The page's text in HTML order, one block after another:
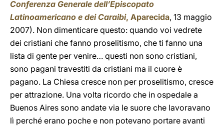
Conferenza Generale dell’Episcopato
Latinoamericano e dei Caraibi, Aparecida, 13 maggio
2007). Non dimenticare questo: quando voi vedrete
dei cristiani che fanno proselitismo, che ti fanno una
lista di gente per venire… questi non sono cristiani,
sono pagani travestiti da cristiani ma il cuore è
pagano. La Chiesa cresce non per proselitismo, cresce
per attrazione. Una volta ricordo che in ospedale a
Buenos Aires sono andate via le suore che lavoravano
lì perché erano poche e non potevano portare avanti